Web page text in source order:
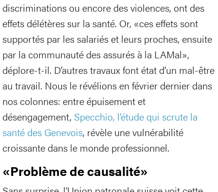
discriminations ou encore des violences, ont des
effets délétères sur la santé. Or, «ces effets sont
supportés par les salariés et leurs proches, ensuite
par la communauté des assurés à la LAMal»,
déplore-t-il. D’autres travaux font état d’un mal-être
au travail. Nous le révélions en février dernier dans
nos colonnes: entre épuisement et
désengagement, Specchio, l’étude qui scrute la
santé des Genevois, révèle une vulnérabilité
croissante dans le monde professionnel.
«Problème de causalité»